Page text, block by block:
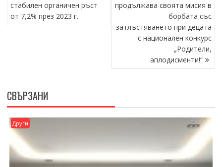
стабилен органичен ръст
от 7,2% през 2023 г.
продължава своята мисия в
борбата със
затлъстяването при децата
с национален конкурс
„Родители,
аплодисменти!“
СВЪРЗАНИ
Други